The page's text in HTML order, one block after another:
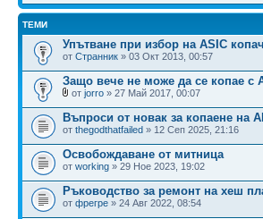
ТЕМИ
Упътване при избор на ASIC
от Странник » 03 Окт 2013, 00:57
Защо вече не може да се копае с
от jorro » 27 Май 2017, 00:07
Въпроси от новак за копаене на
от thegodthatfailed » 12 Сеп 2025, 21:16
Освобождаване от митница
от working » 29 Ное 2023, 19:02
Ръководство за ремонт на хеш
от фрегре » 24 Авг 2022, 08:54